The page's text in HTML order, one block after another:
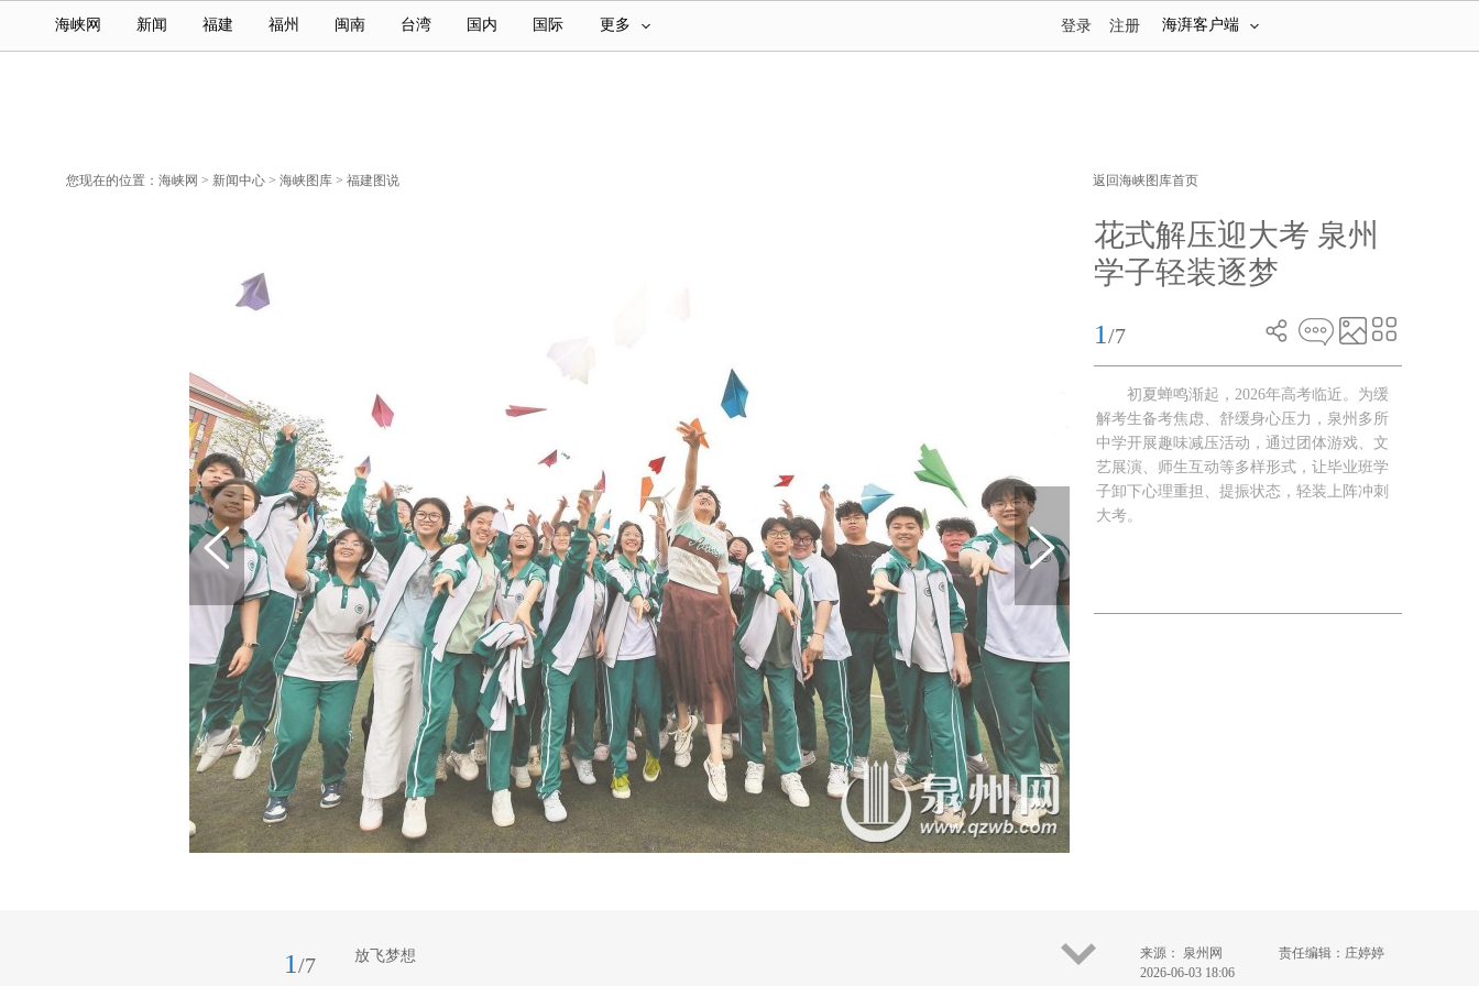
海峡网 新闻 福建 福州 闽南 台湾 国内 国际 更多 海湃客户端
登录 注册
您现在的位置： 海峡网 > 新闻中心 > 海峡图库 > 福建图说 返回海峡图库首页
花式解压迎大考 泉州
学子轻装逐梦
1 /7
初夏蝉鸣渐起，2026年高考临近。为缓
解考生备考焦虑、舒缓身心压力，泉州多所
中学开展趣味减压活动，通过团体游戏、文
艺展演、师生互动等多样形式，让毕业班学
子卸下心理重担、提振状态，轻装上阵冲刺
大考。
1 /7 放飞梦想
来源： 泉州网
2026-06-03 18:06
责任编辑：庄婷婷